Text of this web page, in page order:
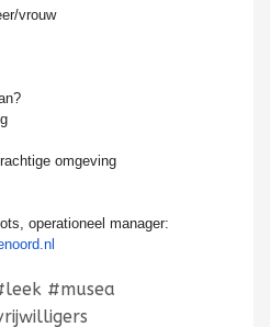
vrouw
omgeving
operationeel manager:
#musea